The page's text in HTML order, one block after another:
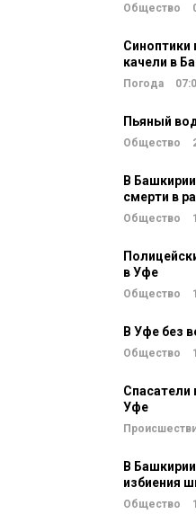
Общество
Синоптики
качели в
Погода
Пьяный
Общество
В
смерти в
Общество
в Уфе
Общество
В Уфе без
Общество
Спасатели
Уфе
В
избиения
Общество